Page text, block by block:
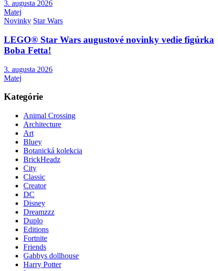
3. augusta 2026
Matej
Novinky Star Wars
LEGO® Star Wars augustové novinky vedie figúrka
Boba Fetta!
3. augusta 2026
Matej
Kategórie
Animal Crossing
Architecture
Art
Bluey
Botanická kolekcia
BrickHeadz
City
Classic
Creator
DC
Disney
Dreamzzz
Duplo
Editions
Fortnite
Friends
Gabbys dollhouse
Harry Potter